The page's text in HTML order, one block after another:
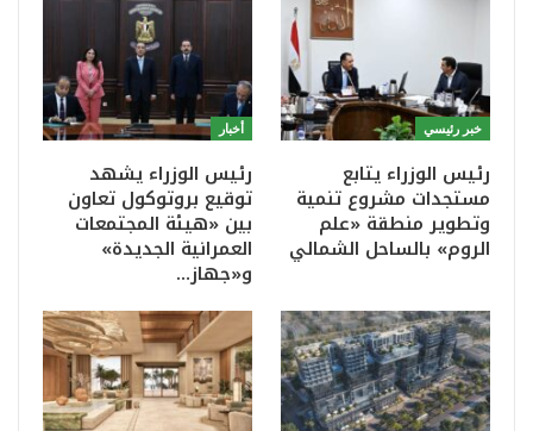
خبر رئيسي
رئيس الوزراء يتابع
مستجدات مشروع تنمية
وتطوير منطقة «علم
الروم» بالساحل الشمالي
أخبار
رئيس الوزراء يشهد
توقيع بروتوكول تعاون
بين «هيئة المجتمعات
العمرانية الجديدة»
و«جهاز…